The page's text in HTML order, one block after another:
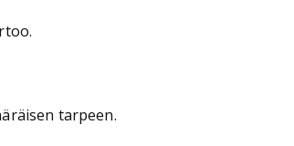
tarpeen.